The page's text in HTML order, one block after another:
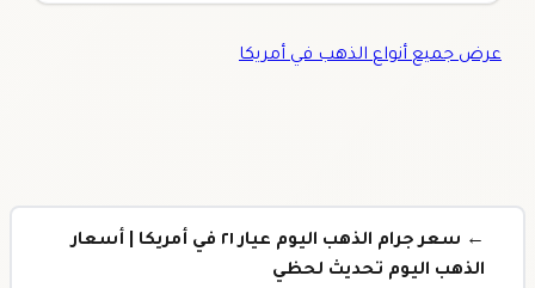
عرض جميع أنواع الذهب في أمريكا
← سعر جرام الذهب اليوم عيار ٢١ في أمريكا | أسعار
الذهب اليوم تحديث لحظي